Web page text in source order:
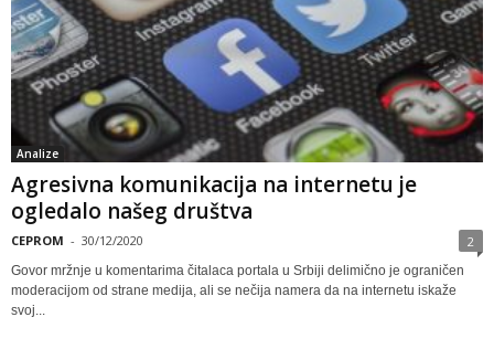
Analize
Agresivna komunikacija na internetu je
ogledalo našeg društva
CEPROM - 30/12/2020 2
Govor mržnje u komentarima čitalaca portala u Srbiji delimično je ograničen
moderacijom od strane medija, ali se nečija namera da na internetu iskaže
svoj...